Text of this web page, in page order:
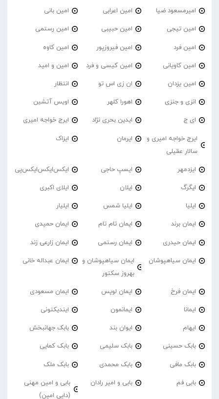
امیرمسعود ضیا امین اعرابی امین بانی
امین تیجی امین حبیبی امین رستمی
امین فرد امین فیروزپور امین کاوه
امین کاویانی امین کیسی و فرد امین و امید
امین یزدان ان زی اس تو انتظار
انزی و جنزی اهورا کلهر اویس آتشین
ای ج ایدین بحری نژاد ایرج خواجه امیری
ایرج خواجه امیری و
سالار عقیلی
ایرمان ایزاک
ایزدمهر ایسپ حاجی ایکس‌ایکس‌ایکس‌پی
ایگرگ ایلان ایلای اکبری
ایلیا ایلیا شمس ایلیار
ایمان برند ایمان تام تام ایمان حمیدی
ایمان حیدری ایمان رستمی ایمان زارعی زند
ایمان سیاهپوشان
ایمان سیاهپوشان و
بهروز سکتور
ایمان عبداله خانی
ایمان فرخ ایمان لویس ایمان مسعودی
ایمانا ایمانمون ایندیکتونی
ایهام ایوان بند بابک جهانبخش
بابک حسینی بابک سلیمی بابک کمایی
بابک مافی بابک محمدی بابک ملک
بابی فم بابی و امیر رادان
بابی و امین مهنی
(دایی امین)